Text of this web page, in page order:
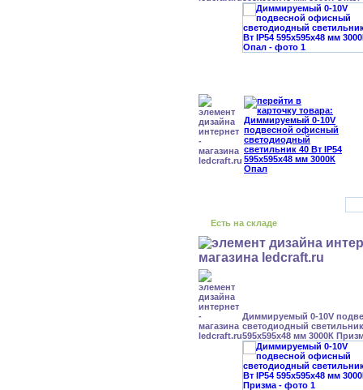
Есть на складе
Диммируемый 0-10V
светодиодный
595x595x48 мм 3000К